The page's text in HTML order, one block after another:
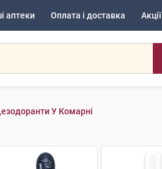
аптеки Оплата і доставка Акції
У Комарні